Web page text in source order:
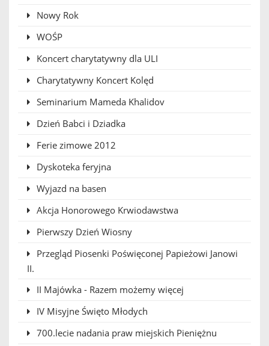
Nowy Rok
WOŚP
Koncert charytatywny dla ULI
Charytatywny Koncert Kolęd
Seminarium Mameda Khalidov
Dzień Babci i Dziadka
Ferie zimowe 2012
Dyskoteka feryjna
Wyjazd na basen
Akcja Honorowego Krwiodawstwa
Pierwszy Dzień Wiosny
Przegląd Piosenki Poświęconej Papieżowi Janowi
II.
II Majówka - Razem możemy więcej
IV Misyjne Święto Młodych
700.lecie nadania praw miejskich Pieniężnu